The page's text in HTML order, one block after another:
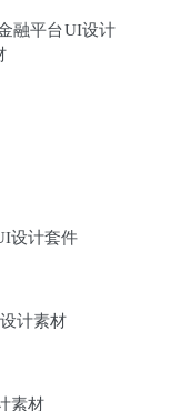
融平台UI设计
设计套件
计素材
素材